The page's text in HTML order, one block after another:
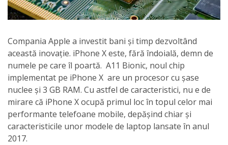
Compania Apple a investit bani și timp dezvoltând
această inovație. iPhone X este, fără îndoială, demn de
numele pe care îl poartă. A11 Bionic, noul chip
implementat pe iPhone X are un procesor cu șase
nuclee și 3 GB RAM. Cu astfel de caracteristici, nu e de
mirare că iPhone X ocupă primul loc în topul celor mai
performante telefoane mobile, depășind chiar și
caracteristicile unor modele de laptop lansate în anul
2017.